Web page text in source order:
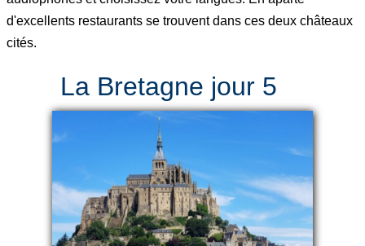
d'excellents restaurants se trouvent dans ces deux châteaux
cités.
La Bretagne jour 5